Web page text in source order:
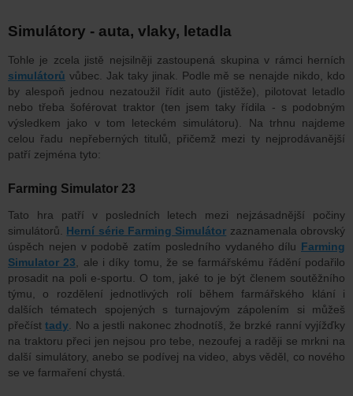
Simulátory - auta, vlaky, letadla
Tohle je zcela jistě nejsilněji zastoupená skupina v rámci herních
simulátorů vůbec. Jak taky jinak. Podle mě se nenajde nikdo, kdo
by alespoň jednou nezatoužil řídit auto (jistěže), pilotovat letadlo
nebo třeba šoférovat traktor (ten jsem taky řídila - s podobným
výsledkem jako v tom leteckém simulátoru). Na trhnu najdeme
celou řadu nepřeberných titulů, přičemž mezi ty nejprodávanější
patří zejména tyto:
Farming Simulator 23
Tato hra patří v posledních letech mezi nejzásadnější počiny
simulátorů. Herní série Farming Simulátor zaznamenala obrovský
úspěch nejen v podobě zatím posledního vydaného dílu Farming
Simulator 23, ale i díky tomu, že se farmářskému řádění podařilo
prosadit na poli e-sportu. O tom, jaké to je být členem soutěžního
týmu, o rozdělení jednotlivých rolí během farmářského klání i
dalších tématech spojených s turnajovým zápolením si můžeš
přečísttady. No a jestli nakonec zhodnotíš, že brzké ranní vyjížďky
na traktoru přeci jen nejsou pro tebe, nezoufej a raději se mrkni na
další simulátory, anebo se podívej na video, abys věděl, co nového
se ve farmaření chystá.